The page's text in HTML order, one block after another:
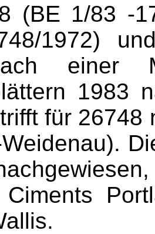
(BE 1/83 -
1972)
einer
1983
für 26748